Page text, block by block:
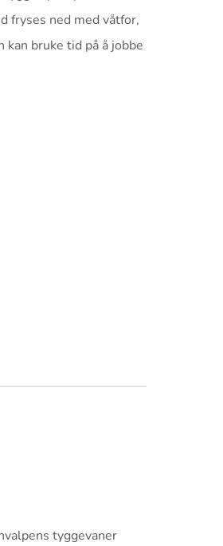
fryses ned med våtfor,
bruke tid på å jobbe
tyggevaner